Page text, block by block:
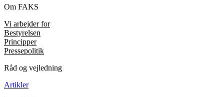
Om FAKS
Vi arbejder for
Bestyrelsen
Principper
Pressepolitik
Råd og vejledning
Artikler